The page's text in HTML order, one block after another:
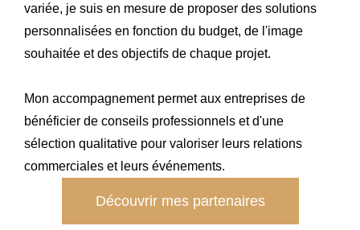
variée, je suis en mesure de proposer des solutions
personnalisées en fonction du budget, de l'image
souhaitée et des objectifs de chaque projet.
Mon accompagnement permet aux entreprises de
bénéficier de conseils professionnels et d'une
sélection qualitative pour valoriser leurs relations
commerciales et leurs événements.
Découvrir mes partenaires